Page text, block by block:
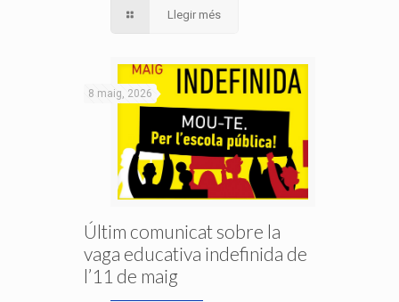
Llegir més
8 maig, 2026
Últim comunicat sobre la
vaga educativa indefinida de
l’11 de maig